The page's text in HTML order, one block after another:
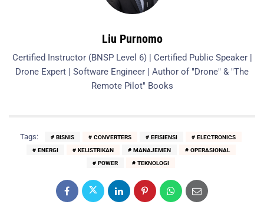
Liu Purnomo
Certified Instructor (BNSP Level 6) | Certified Public Speaker |
Drone Expert | Software Engineer | Author of "Drone" & "The
Remote Pilot" Books
Tags: BISNIS CONVERTERS EFISIENSI
ELECTRONICS
ENERGI
KELISTRIKAN MANAJEMEN
OPERASIONAL
POWER
TEKNOLOGI